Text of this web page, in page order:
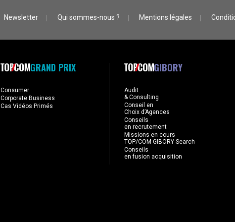
Newsletter Qui sommes-nous ? Mentions légales
GRAND PRIX
Consumer
Corporate Business
Cas Vidéos Primés
GIBORY
Audit
& Consulting
Conseil en
Choix d’Agences
Conseils
en recrutement
Missions en cours
TOP/COM GIBORY Search
Conseils
en fusion acquisition